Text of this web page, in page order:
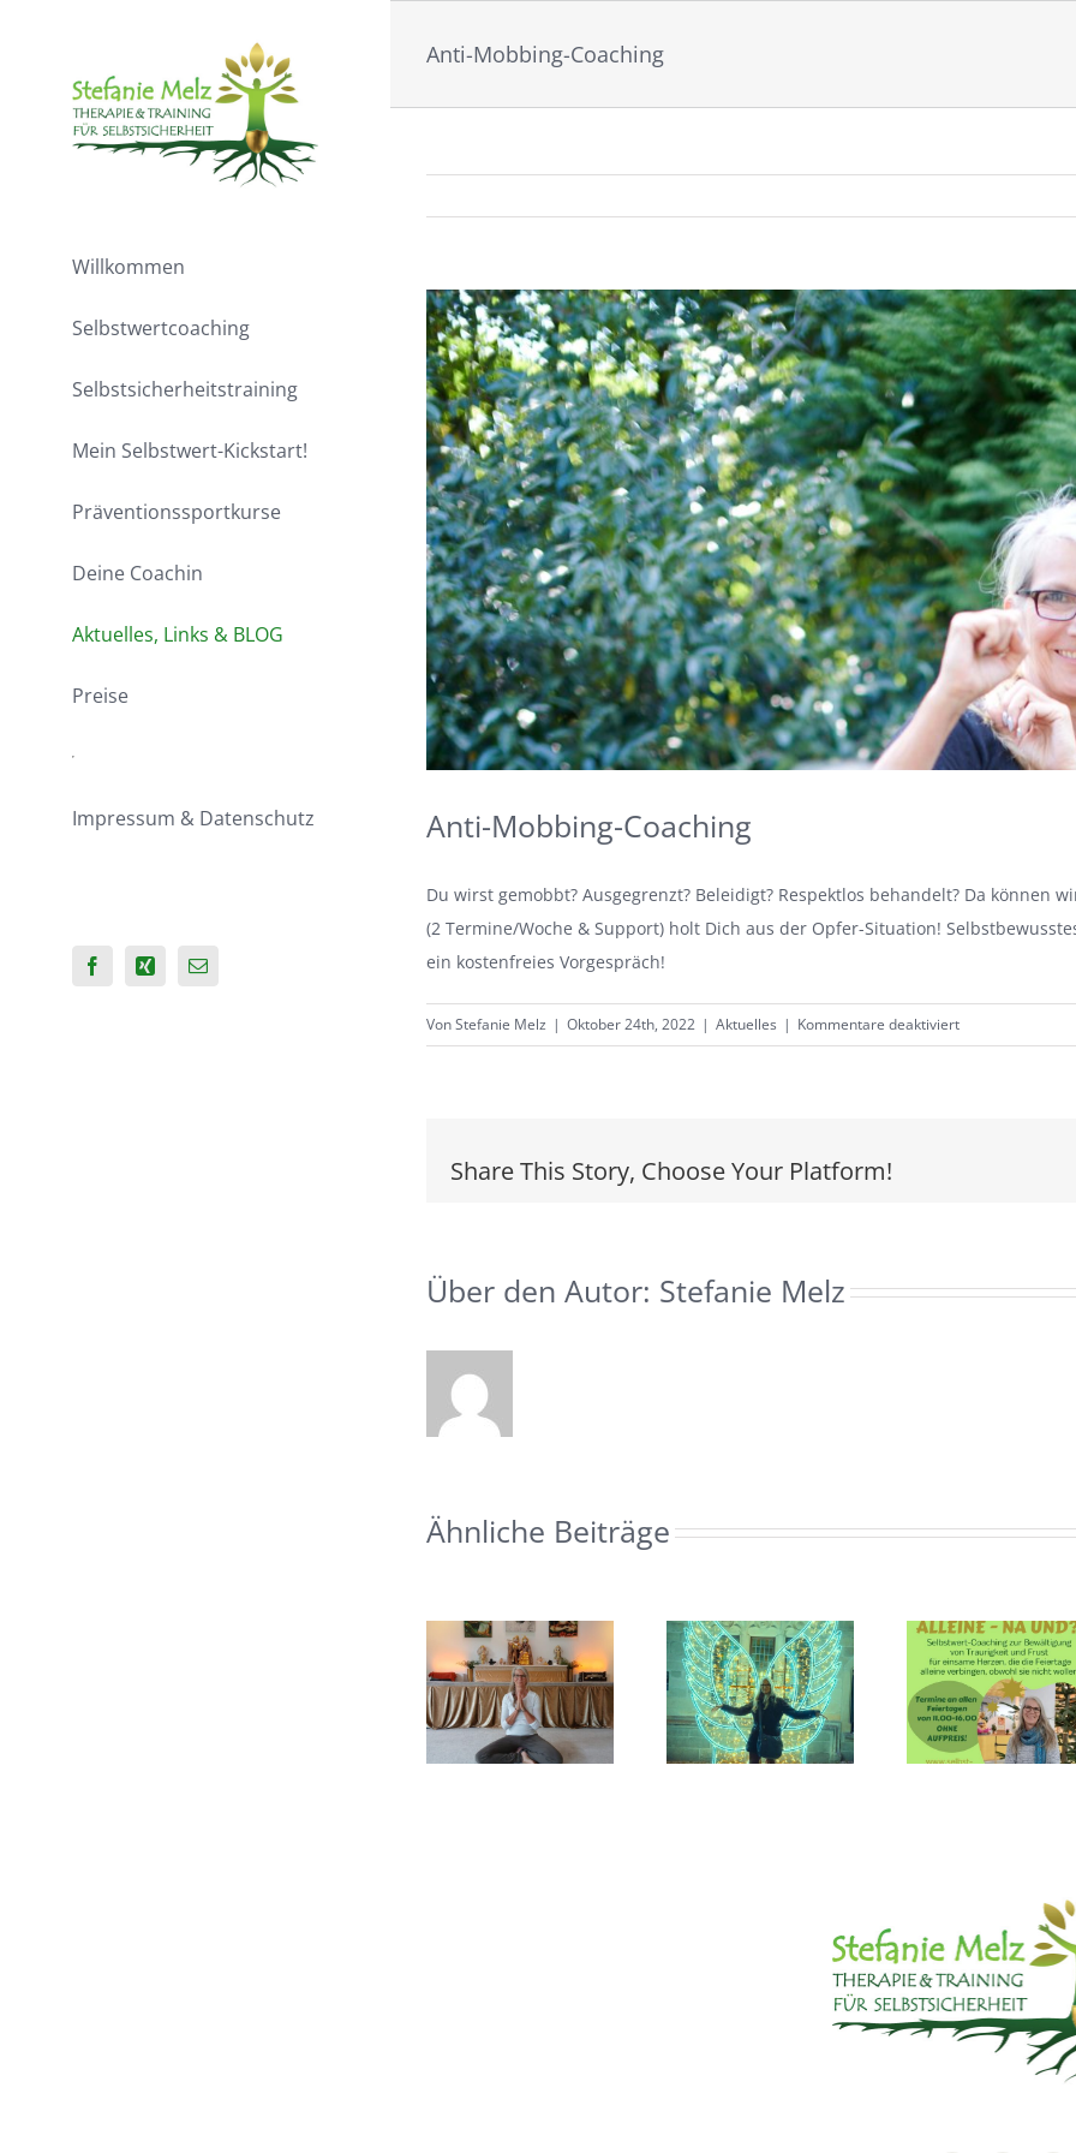
Willkommen
Selbstwertcoaching
Selbstsicherheitstraining
Mein Selbstwert-Kickstart!
Präventionssportkurse
Deine Coachin
Aktuelles, Links & BLOG
Preise
Impressum & Datenschutz
FacebookXing
E-
Anti-Mobbing-Coaching
Anti-Mobbing-Coaching
Du wirst gemobbt? Ausgegrenzt? Beleidigt? Respektlos behandelt? Da können
(2 Termine/Woche & Support) holt Dich aus der Opfer-Situation!
ein kostenfreies Vorgespräch!
VonStefanie Melz | Oktober 24th, 2022 | Aktuelles | Kommentare deaktiviertfür
Anti-
Share This Story, Choose Your Platform!
Über den Autor: Stefanie Melz
Ähnliche Beiträge
NEUBEGINN
2026
WEIHNACHTEN
ALLEINE –
NA UND?!
E-mail-
Ausfall
01.11.-